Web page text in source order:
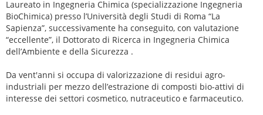
Laureato in Ingegneria Chimica (specializzazione Ingegneria
BioChimica) presso l’Università degli Studi di Roma “La
Sapienza”, successivamente ha conseguito, con valutazione
“eccellente”, il Dottorato di Ricerca in Ingegneria Chimica
dell’Ambiente e della Sicurezza .
Da vent'anni si occupa di valorizzazione di residui agro-
industriali per mezzo dell’estrazione di composti bio-attivi di
interesse dei settori cosmetico, nutraceutico e farmaceutico.